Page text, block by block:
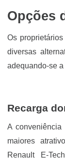
Opções
Os
diversas
adequando-se
Recarga
A
maiores
Renault E-